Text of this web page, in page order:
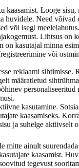
kaasamist. Looge sisu,
huvidele. Need võivad
või isegi meelelahutus.
Lihtsus on
kasutajal minna
või
reklaami sihtimisse.
määratletud
personaliseeritud
kasutamine.
kaasamiseks.
ja suhelge aktiivselt
mitte ainult
kaasamist.
tegevust